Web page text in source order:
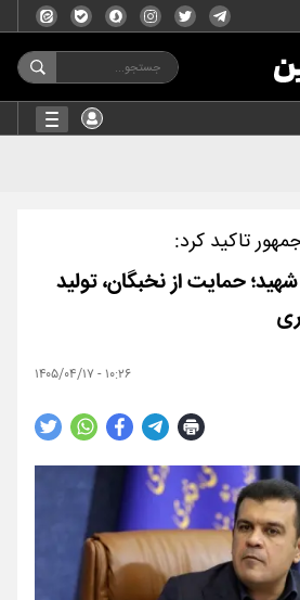
تاکید کرد:
حمایت از نخبگان، تولید
۱۰:۲۶ - ۱۴۰۵/۰۴/۱۷